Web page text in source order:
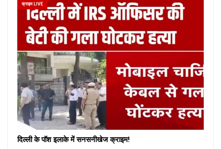
क्राइम LIVE
दिल्ली के पॉश इलाके में सनसनीखेज क्राइम!